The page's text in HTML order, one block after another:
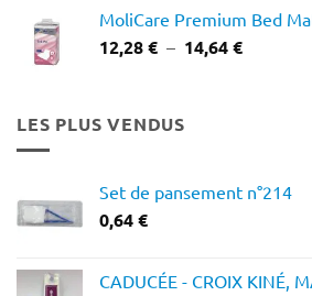
MoliCare Premium Bed
12,28€ – 14,64€Plage
LES PLUS VENDUS
Set de pansement n°214
0,64€
CADUCÉE - CROIX KINÉ,